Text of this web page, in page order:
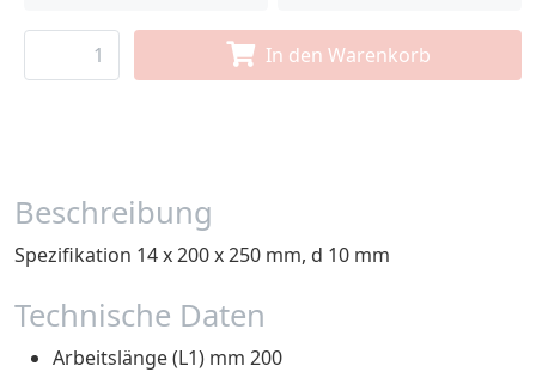
In den Warenkorb
Beschreibung
Spezifikation 14 x 200 x 250 mm, d 10 mm
Technische Daten
Arbeitslänge (L1) mm 200